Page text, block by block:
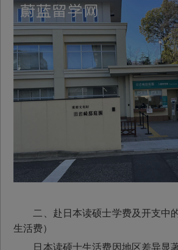
二、赴日本读硕士学费及开支中
生活费）
日本读硕士生活费因地区差异显